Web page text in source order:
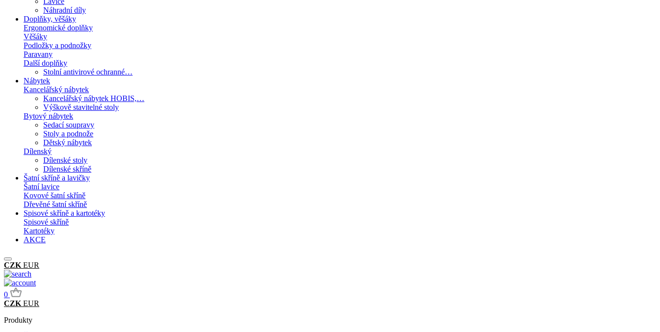
Náhradní díly
Doplňky, věšáky
Ergonomické doplňky
Věšáky
Podložky a podnožky
Paravany
Další doplňky
Stolní antivirové ochranné…
Nábytek
Kancelářský nábytek
Kancelářský nábytek HOBIS,…
Výškově stavitelné stoly
Bytový nábytek
Sedací soupravy
Stoly a podnože
Dětský nábytek
Dílenský
Dílenské stoly
Dílenské skříně
Šatní skříně a lavičky
Šatní lavice
Kovové šatní skříně
Dřevěné šatní skříně
Spisové skříně a kartotéky
Spisové skříně
Kartotéky
AKCE
CZK EUR
0
CZK EUR
Produkty